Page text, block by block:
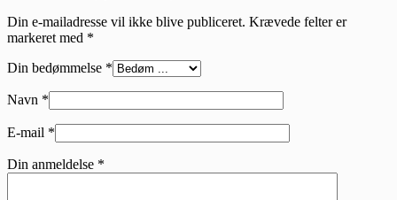
Din e-mailadresse vil ikke blive publiceret. Krævede felter er
markeret med *
Din bedømmelse *
Navn *
E-mail *
Din anmeldelse *